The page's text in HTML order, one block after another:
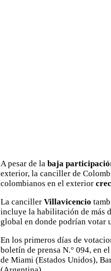
A pesar de la baja
exterior, la canciller de
colombianos en el exterior
La canciller Villavicencio
incluye la habilitación de más
global en donde podrían votar
En los primeros días de
boletín de prensa N.° 094, en
de Miami (Estados Unidos),